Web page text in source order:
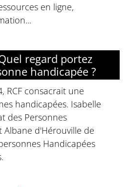
en ligne,
regard portez
handicapée ?
RCF consacrait une
handicapées. Isabelle
des Personnes
Albane d'Hérouville de
Handicapées